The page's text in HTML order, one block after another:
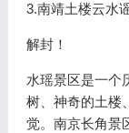
3.南靖土楼云水
解封！
水瑶景区是一个
树、神奇的土楼
觉。南京长角景